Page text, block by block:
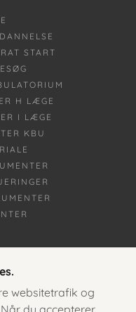
START
H LÆGE
I LÆGE
KBU
websitetrafik og
du accepterer